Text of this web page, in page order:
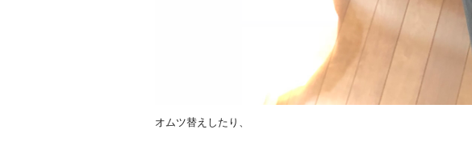
オムツ替えしたり、